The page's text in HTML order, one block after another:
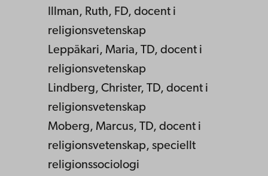
Illman, Ruth, FD, docent i
religionsvetenskap
Leppäkari, Maria, TD, docent i
religionsvetenskap
Lindberg, Christer, TD, docent i
religionsvetenskap
Moberg, Marcus, TD, docent i
religionsvetenskap, speciellt
religionssociologi